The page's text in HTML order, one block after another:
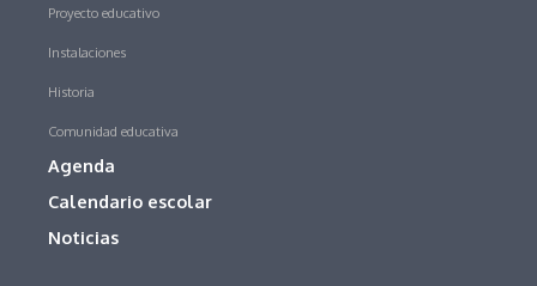
Proyecto educativo
Instalaciones
Historia
Comunidad educativa
Agenda
Calendario escolar
Noticias